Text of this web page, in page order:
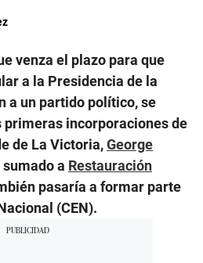
venza el plazo para que
a la Presidencia de la
a un partido político, se
incorporaciones de
de La Victoria,George
sumado a Restauración
pasaría a formar parte
(CEN).